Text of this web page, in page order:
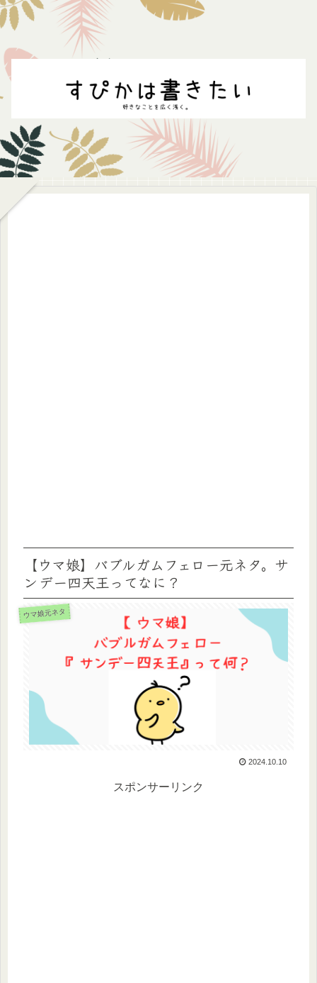
【ウマ娘】バブルガムフェロー元ネタ。サ
ンデー四天王ってなに？
ウマ娘元ネタ
2024.10.10
スポンサーリンク